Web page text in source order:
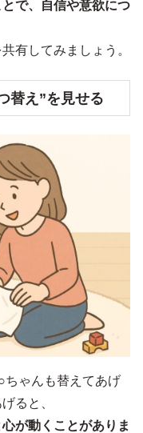
で、自信や意欲につ
有してみましょう。
替え”を見せる
ちゃんも替えてあげ
ると、
が動くことがありま